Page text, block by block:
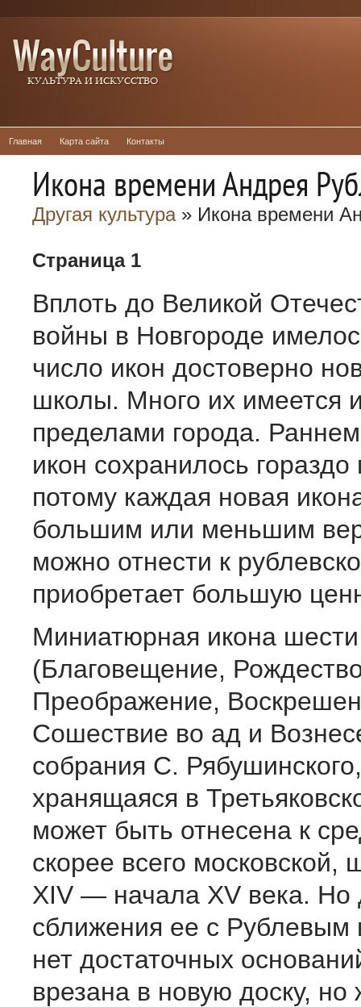
Главная Карта сайта Контакты
Икона времени Андрея
Другая культура» Икона времени
Страница 1
Вплоть до Великой
войны в Новгороде
число икон достоверно
школы. Много их имеется
пределами города.
икон сохранилось
потому каждая новая
большим или меньшим
можно отнести к
приобретает большую
Миниатюрная икона шести
(Благовещение,
Преображение,
Сошествие во ад и
собрания С.
хранящаяся в
может быть отнесена к
скорее всего московской,
XIV — начала XV века. Но
сближения ее с Рублевым
нет достаточных
врезана в новую доску, но